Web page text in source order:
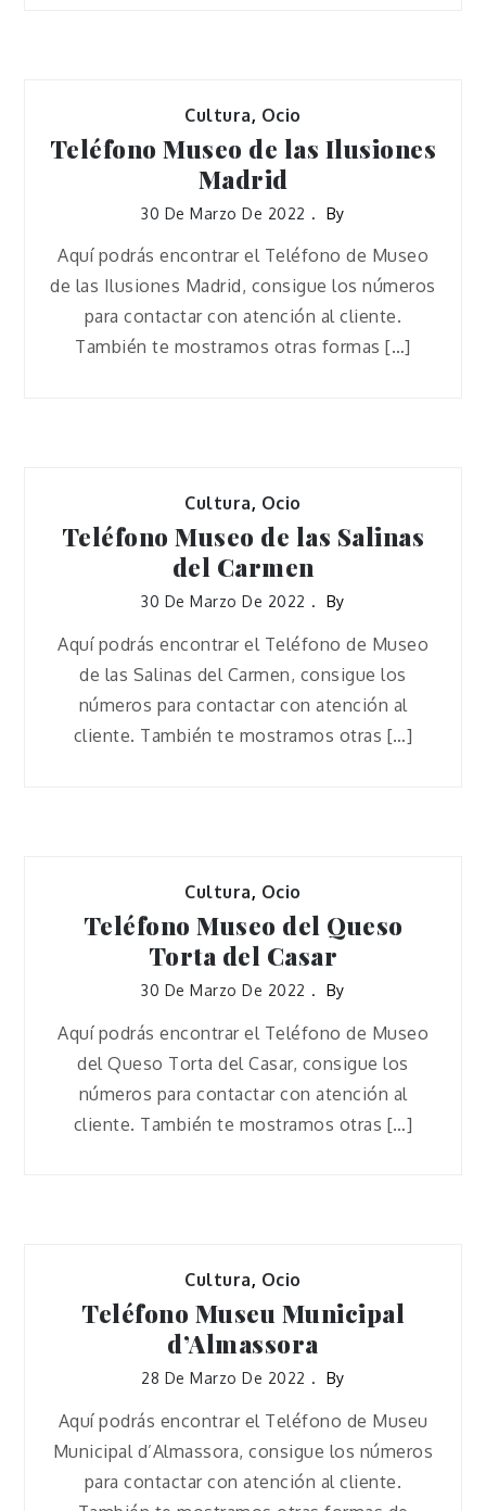
Cultura, Ocio
Teléfono Museo de las Ilusiones
Madrid
30 De Marzo De 2022 By
Aquí podrás encontrar el Teléfono de Museo
de las Ilusiones Madrid, consigue los números
para contactar con atención al cliente.
También te mostramos otras formas […]
Cultura, Ocio
Teléfono Museo de las Salinas
del Carmen
30 De Marzo De 2022 By
Aquí podrás encontrar el Teléfono de Museo
de las Salinas del Carmen, consigue los
números para contactar con atención al
cliente. También te mostramos otras […]
Cultura, Ocio
Teléfono Museo del Queso
Torta del Casar
30 De Marzo De 2022 By
Aquí podrás encontrar el Teléfono de Museo
del Queso Torta del Casar, consigue los
números para contactar con atención al
cliente. También te mostramos otras […]
Cultura, Ocio
Teléfono Museu Municipal
d’Almassora
28 De Marzo De 2022 By
Aquí podrás encontrar el Teléfono de Museu
Municipal d’Almassora, consigue los números
para contactar con atención al cliente.